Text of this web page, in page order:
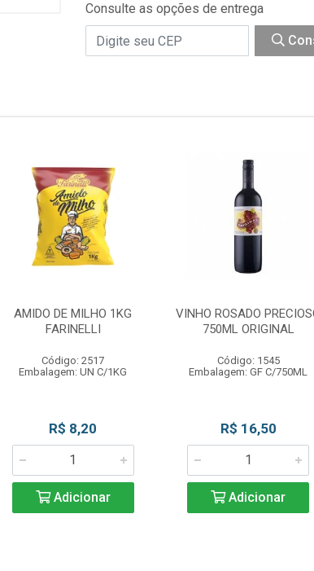
Consulte as opções de entrega
AMIDO DE MILHO 1KG
FARINELLI
Código: 2517
Embalagem: UN C/1KG
R$ 8,20
Adicionar
VINHO ROSADO
750ML ORIGINAL
Código: 1545
Embalagem: GF C/750ML
R$ 16,50
Adicionar